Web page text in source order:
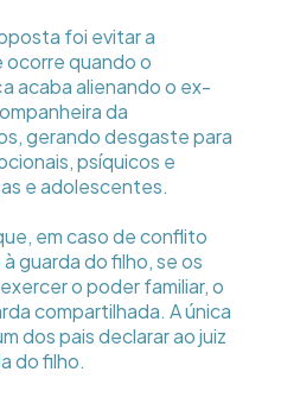
foi evitar a
ocorre quando o
acaba alienando o ex-
da
gerando desgaste para
psíquicos e
e adolescentes.
em caso de conflito
guarda do filho, se os
o poder familiar, o
compartilhada. A única
dos pais declarar ao juiz
do filho.